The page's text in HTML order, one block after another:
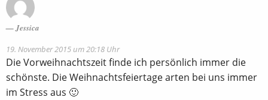
Jessica
19. November 2015 um 20:18 Uhr
Die Vorweihnachtszeit finde ich persönlich immer die
schönste. Die Weihnachtsfeiertage arten bei uns immer
im Stress aus 🙂